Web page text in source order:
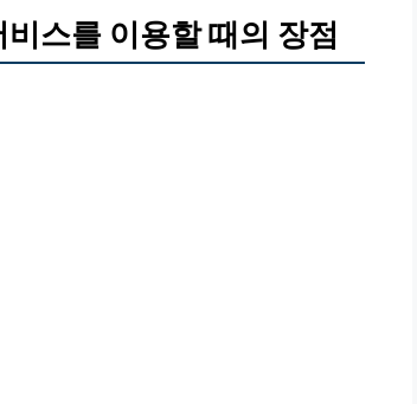
스를 이용할 때의 장점